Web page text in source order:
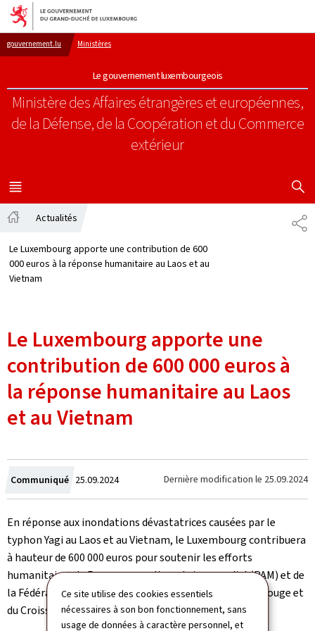
Ce site utilise des cookies essentiels
nécessaires à son bon fonctionnement, sans
usage de données à caractère personnel, et
Aller au menu principal
Aller au contenu
gouvernement.lu Ministères
Le gouvernement luxembourgeois
Ministère des Affaires étrangères et européennes,
de la Défense, de la Coopération et du Commerce
extérieur
MENU
PRINCIPAL
Actualités
Le Luxembourg apporte une contribution de 600
000 euros à la réponse humanitaire au Laos et au
Vietnam
Le Luxembourg apporte une
contribution de 600 000 euros à
la réponse humanitaire au Laos
et au Vietnam
Communiqué Crée
le
25.09.2024 Dernière modification le 25.09.2024
En réponse aux inondations dévastatrices causées par le
typhon Yagi au Laos et au Vietnam, le Luxembourg contribuera
à hauteur de 600 000 euros pour soutenir les efforts
humanitaires du Programme alimentaire mondial (PAM) et de
la Fédération internationale des sociétés de la Croix-Rouge et
du Croissant-Rouge (FICR) dans les deux pays.